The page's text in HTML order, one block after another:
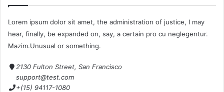
Lorem ipsum dolor sit amet, the administration of justice, I may
hear, finally, be expanded on, say, a certain pro cu neglegentur.
Mazim.Unusual or something.
2130 Fulton Street, San Francisco
support@test.com
+(15) 94117-1080